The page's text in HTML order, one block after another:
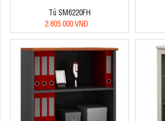
Tủ SM6220FH
2.805.000 VNĐ